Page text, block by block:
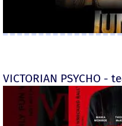
VICTORIAN PSYCHO -